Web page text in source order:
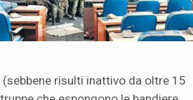
risulti inattivo da oltre 15